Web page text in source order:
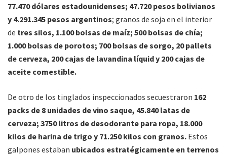
77.470 dólares estadounidenses; 47.720 pesos bolivianos
y 4.291.345 pesos argentinos; granos de soja en el interior
de tres silos, 1.100 bolsas de maíz; 500 bolsas de chía;
1.000 bolsas de porotos; 700 bolsas de sorgo, 20 pallets
de cerveza, 200 cajas de lavandina líquid y 200 cajas de
aceite comestible.
De otro de los tinglados inspeccionados secuestraron 162
packs de 8 unidades de vino saque, 45.840 latas de
cerveza; 3750 litros de desodorante para ropa, 18.000
kilos de harina de trigo y 71.250 kilos con granos. Estos
galpones estaban ubicados estratégicamente en terrenos